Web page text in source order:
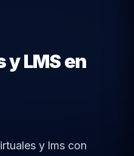
LMS en
y lms con